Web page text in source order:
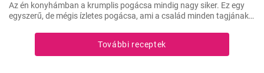
Az én konyhámban a krumplis pogácsa mindig nagy siker. Ez egy
egyszerű, de mégis ízletes pogácsa, ami a család minden tagjának
További receptek